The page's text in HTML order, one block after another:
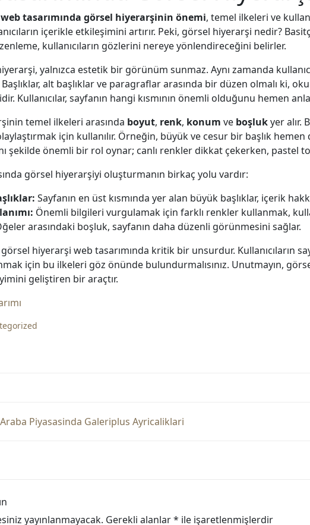
web tasarımında görsel hiyerarşinin önemi, temel ilkeleri ve
içerikle etkileşimini artırır. Peki, görsel hiyerarşi nedir?
kullanıcıların gözlerini nereye yönlendireceğini belirler.
yalnızca estetik bir görünüm sunmaz. Aynı zamanda
alt başlıklar ve paragraflar arasında bir düzen olmalı ki,
Kullanıcılar, sayfanın hangi kısmının önemli olduğunu hemen
temel ilkeleri arasında boyut, renk, konum ve boşlukyer alır.
için kullanılır. Örneğin, büyük ve cesur bir başlık
şekilde önemli bir rol oynar; canlı renkler dikkat çekerken, pastel
görsel hiyerarşiyi oluşturmanın birkaç yolu vardır:
Sayfanın en üst kısmında yer alan büyük başlıklar, içerik
Önemli bilgileri vurgulamak için farklı renkler kullanmak,
arasındaki boşluk, sayfanın daha düzenli görünmesini sağlar.
hiyerarşi web tasarımında kritik bir unsurdur. Kullanıcıların
için bu ilkeleri göz önünde bulundurmalısınız. Unutmayın,
geliştiren bir araçtır.
Piyasasinda Galeriplus Ayricaliklari
yayınlanmayacak. Gerekli alanlar* ile işaretlenmişlerdir